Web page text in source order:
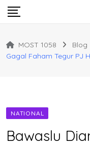
Skip
MOST 1058 Blog
Gagal Faham Tegur PJ
NATIONAL
Bawaslu